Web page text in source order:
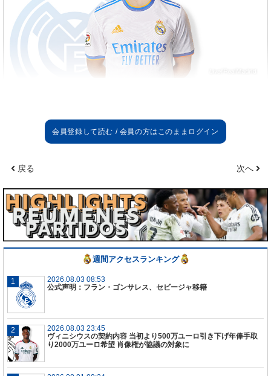
試合の感想
とても幸せだし満足している。チャンスを生かさな
ために僕は必死に取り組んできた。
ハットトリック
僕にとって特別な試合になった。僕はあそこで育っ
たので、マジョルカに大きな愛情を持っているよ。
アンチェロッティへのメッセージ
自分が戦力になることを監督に示すことができた。
ここでは激しい競争があり、チャンスが訪れた時に
準備できていることが重要だが、僕は今日しっかり
と準備できていた。監督が僕の好きなポジションで
試してくれたので、とても快適にプレーすることが
できたよ。
チーム
僕たちは皆、素晴らしい仕事ぶりだった。非常に集
戻る 次へ
週間アクセスランキング
2026.08.03 08:53
公式声明：フラン・ゴンサレス、セビージャ移籍
2026.08.03 23:45
ヴィニシウスの契約内容 当初より500万ユーロ引き下げ年俸手取
り2000万ユーロ希望 肖像権が協議の対象に